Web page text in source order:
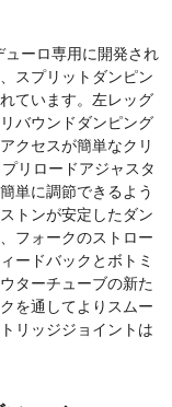
ーロ専用に開発され
スプリットダンピン
ています。左レッグ
バウンドダンピング
クセスが簡単なクリ
リロードアジャスタ
単に調節できるよう
トンが安定したダン
フォークのストロー
ードバックとボトミ
ターチューブの新た
を通してよりスムー
リッジジョイントは